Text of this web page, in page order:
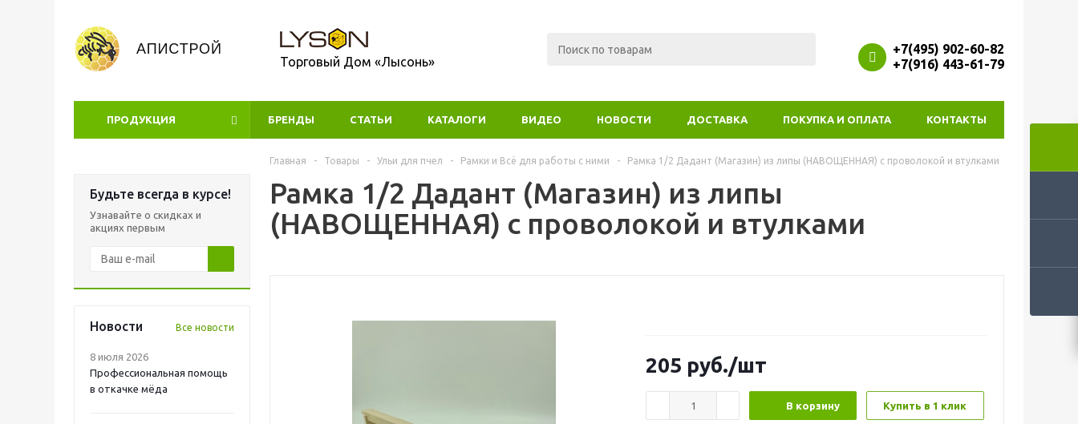
Торговый Дом «Лысонь»
+7(495) 902-60-82
+7(916) 443-61-79
ПРОДУКЦИЯ УЦЕНКА
БРЕНДЫ СТАТЬИ КАТАЛОГИ ВИДЕО НОВОСТИ ДОСТАВКА ПОКУПКА И ОПЛАТА КОНТАКТЫ
Будьте всегда в курсе!
Узнавайте о скидках и
акциях первым
Новости Все новости
8 июля 2026
Профессиональная помощь
в откачке мёда
Главная - Товары - Ульи для пчел - Рамки и Всё для работы с ними - Рамка 1/2 Дадант (Магазин) из липы (НАВОЩЕННАЯ) с проволокой и втулками
Рамка 1/2 Дадант (Магазин) из липы
(НАВОЩЕННАЯ) с проволокой и втулками
205 руб./шт
В корзину Купить в 1 клик